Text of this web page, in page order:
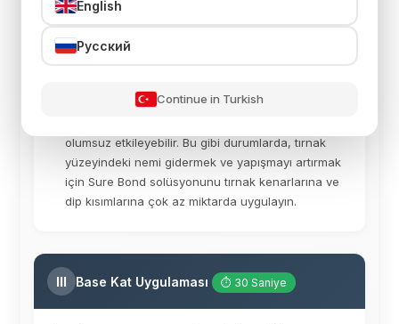
temizleyin. Tırnak yüzeyinin tamamen yağdan ve
tozdan arınmış, beyazlaşmış bir renge ulaştığından
emin olun.
nemliyse veya klasik manikür yapıldıysa, tırnak
olumsuz etkileyebilir. Bu gibi durumlarda, tırnak
yüzeyindeki nemi gidermek ve yapışmayı artırmak
için Sure Bond solüsyonunu tırnak kenarlarına ve
dip kısımlarına çok az miktarda uygulayın.
III Base Kat Uygulaması ⏱ 30 Saniye
English
Русский
Continue in Turkish